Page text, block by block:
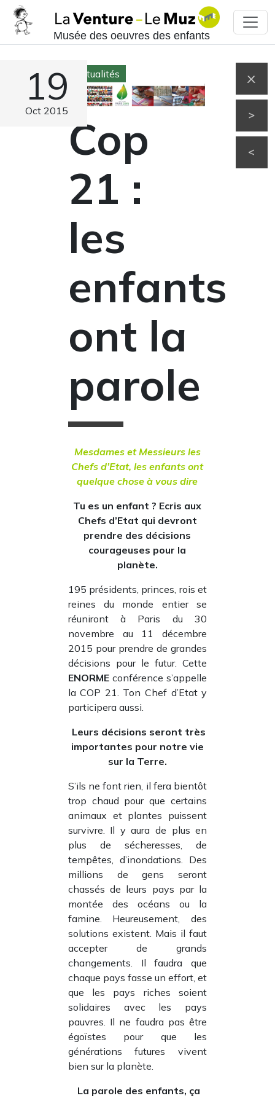
Musée des oeuvres des enfants
19
Oct 2015
Actualités
Cop
21 :
les
enfants
ont la
parole
Mesdames et Messieurs les
Chefs d’Etat, les enfants ont
quelque chose à vous dire
Tu es un enfant ? Ecris aux
Chefs d’Etat qui devront
prendre des décisions
courageuses pour la
planète.
195 présidents, princes, rois et
reines du monde entier se
réuniront à Paris du 30
novembre au 11 décembre
2015 pour prendre de grandes
décisions pour le futur. Cette
ENORMEconférence s’appelle
la COP 21. Ton Chef d’Etat y
participera aussi.
Leurs décisions seront très
importantes pour notre vie
sur la Terre.
S’ils ne font rien, il fera bientôt
trop chaud pour que certains
animaux et plantes puissent
survivre. Il y aura de plus en
plus de sécheresses, de
tempêtes, d’inondations. Des
millions de gens seront
chassés de leurs pays par la
montée des océans ou la
famine. Heureusement, des
solutions existent. Mais il faut
accepter de grands
changements. Il faudra que
chaque pays fasse un effort, et
que les pays riches soient
solidaires avec les pays
pauvres. Il ne faudra pas être
égoïstes pour que les
générations futures vivent
bien sur la planète.
La parole des enfants, ça